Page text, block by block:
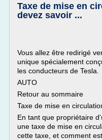
Taxe de mise en
devez savoir ...
Vous allez être redirigé
unique spécialement
les conducteurs de Tesla.
AUTO
Retour au sommaire
Taxe de mise en
En tant que propriétaire
une taxe de mise en
cette taxe, et comment